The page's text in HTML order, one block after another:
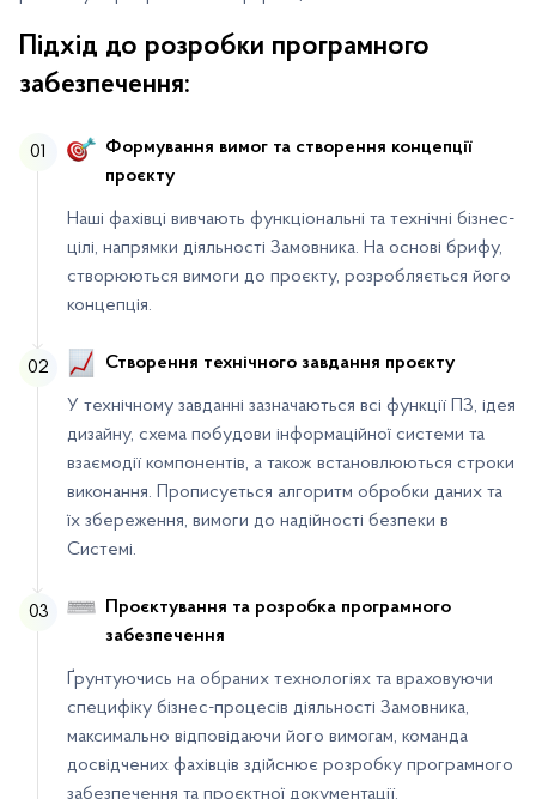
Підхід до розробки програмного
забезпечення:
01
Формування вимог та створення концепції
проєкту
Наші фахівці вивчають функціональні та технічні бізнес-
цілі, напрямки діяльності Замовника. На основі брифу,
створюються вимоги до проєкту, розробляється його
концепція.
02 Створення технічного завдання проєкту
У технічному завданні зазначаються всі функції ПЗ, ідея
дизайну, схема побудови інформаційної системи та
взаємодії компонентів, а також встановлюються строки
виконання. Прописується алгоритм обробки даних та
їх збереження, вимоги до надійності безпеки в
Системі.
03
Проєктування та розробка програмного
забезпечення
Ґрунтуючись на обраних технологіях та враховуючи
специфіку бізнес-процесів діяльності Замовника,
максимально відповідаючи його вимогам, команда
досвідчених фахівців здійснює розробку програмного
забезпечення та проєктної документації.